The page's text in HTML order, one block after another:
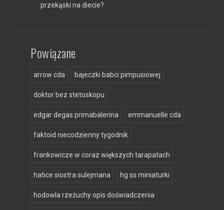
przekąski na diecie?
Powiązane
arrow cda bajeczki babci pimpusiowej
doktor bez stetoskopu
edgar degas primabalerina emmanuelle cda
faktoid niecodzienny tygodnik
frankowicze w coraz większych tarapatach
hatice siostra sulejmana hg ss miniaturki
hodowla rzeżuchy opis doświadczenia